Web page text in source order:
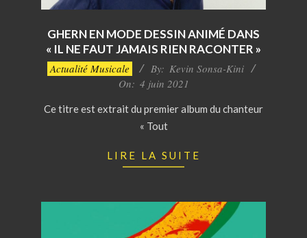
GHERN EN MODE DESSIN ANIMÉ DANS
« IL NE FAUT JAMAIS RIEN RACONTER »
2021-
Actualité Musicale By: Kevin Sonsa-Kini
On: 4 juin 2021
Ce titre est extrait du premier album du chanteur
« Tout
LIRE LA SUITE